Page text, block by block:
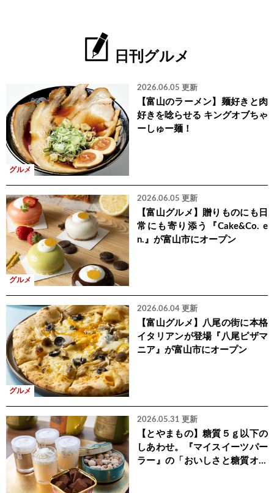
日刊グルメ
グルメ
2026.06.05 更新
【富山のラーメン】麺好きと肉
好きを唸らせる キングオブちゃ
ーしゅー麺！
グルメ
2026.06.05 更新
【富山グルメ】贈りものにも日
常にも寄り添う『Cake&Co. e
n.』が富山市にオープン
グルメ
2026.06.04 更新
【富山グルメ】八尾の街に本格
イタリアンが登場『八尾ピザマ
ニア』が富山市にオープン
2026.05.31 更新
【とやまもの】糖質５ｇ以下の
しあわせ。『マイスイーツパー
ラー』の「おいしさと糖質オフ